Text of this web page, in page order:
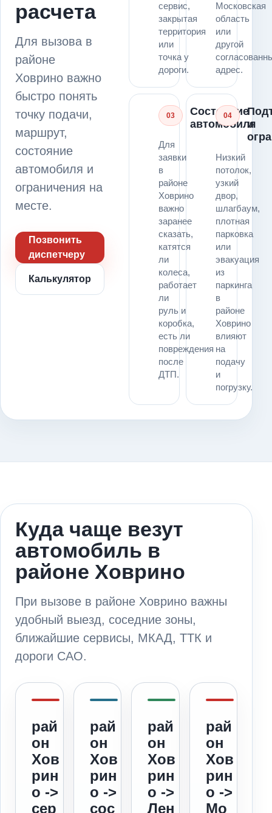
расчета
Для вызова в
районе
Ховрино важно
быстро понять
точку подачи,
маршрут,
состояние
автомобиля и
ограничения на
месте.
Позвонить
диспетчеру
Калькулятор
сервис,
закрытая
территория
или
точка у
дороги.
Московская
область
или
другой
адрес.
03
Состояние
автомобиля
Для
заявки
в
районе
Ховрино
важно
заранее
сказать,
катятся
ли
колеса,
работает
ли
руль и
коробка,
есть ли
повреждения
после
ДТП.
04
и
Низкий
потолок,
узкий
двор,
шлагбаум,
плотная
парковка
или
эвакуация
из
паркинга
в
районе
Ховрино
влияют
на
подачу
и
погрузку.
Куда чаще везут
автомобиль в
районе Ховрино
При вызове в районе Ховрино важны
удобный выезд, соседние зоны,
ближайшие сервисы, МКАД, ТТК и
дороги САО.
рай
он
Хов
рин
о ->
сер
рай
он
Хов
рин
о ->
сос
рай
он
Хов
рин
о ->
Лен
рай
он
Хов
рин
о ->
Мо